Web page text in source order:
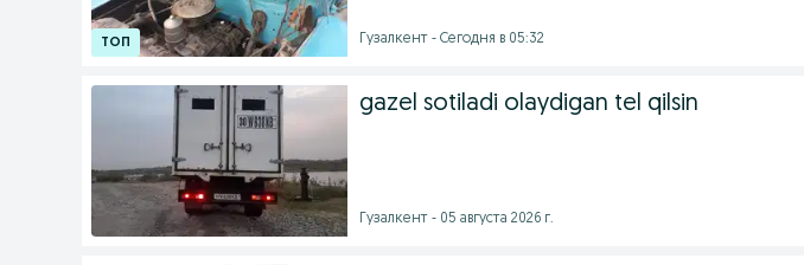
Гузалкент - Сегодня в 05:32
gazel sotiladi olaydigan tel qilsin
Гузалкент - 05 августа 2026 г.